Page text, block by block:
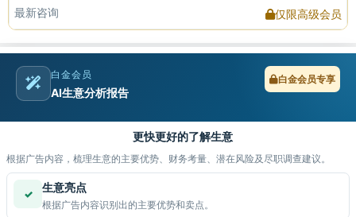
最新咨询 仅限高级会员
白金会员
AI生意分析报告
白金会员专享
更快更好的了解生意
根据广告内容，梳理生意的主要优势、财务考量、潜在风险及尽职调查建议。
✓ 生意亮点
根据广告内容识别出的主要优势和卖点。